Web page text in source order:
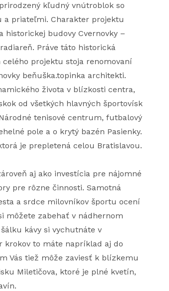
kľudný vnútroblok so
a priateľmi. Charakter projektu
budovy Cvernovky –
Práve táto historická
projektu stoja renomovaní
beňuška.topinka architekti.
života v blízkosti centra,
od všetkých hlavných športovísk
tenisové centrum, futbalový
pole a o krytý bazén Pasienky.
je prepletená celou Bratislavou.
aj ako investícia pre nájomné
pre rôzne činnosti. Samotná
a srdce milovníkov športu ocení
môžete zabehať v nádhernom
kávy si vychutnáte v
krokov to máte napríklad aj do
Vás tiež môže zaviesť k blízkemu
Miletičova, ktoré je plné kvetín,